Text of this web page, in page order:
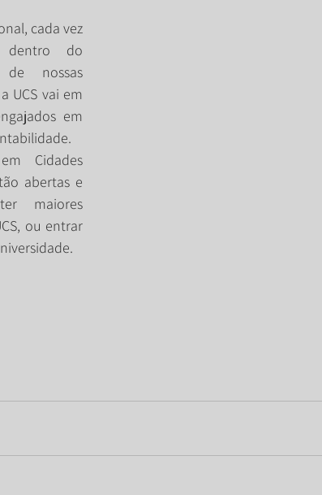
cada vez
do
de nossas
UCS vai em
em
Cidades
abertas e
maiores
ou entrar